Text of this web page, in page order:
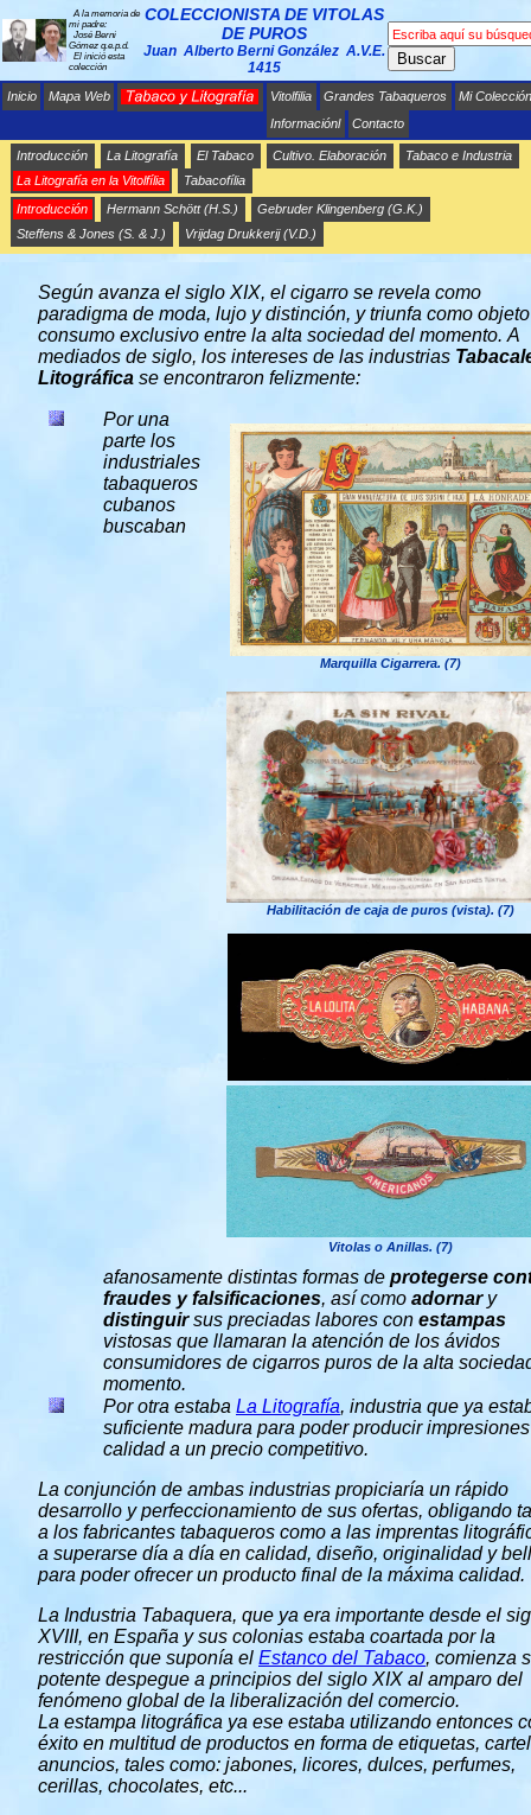
A la memoria de
mi padre:
José Berni
Gómez q.e.p.d.
El inició esta
colección
COLECCIONISTA DE VITOLAS
DE PUROS
Juan Alberto Berni González A.V.E.
1415
Buscar
Inicio Mapa Web Vitolfilia Grandes Tabaqueros
Mi
Informaciónl
Contacto
Introducción La Litografía El Tabaco Cultivo. Elaboración
Tabaco e Industria
La Litografía en la Vitolfília
Tabacofília
Introducción Hermann Schött (H.S.)
Gebruder Klingenberg (G.K.)
Steffens & Jones (S. & J.)
Vrijdag Drukkerij (V.D.)
LA LITOGRAFÍA Y LA INDUSTRIA
TABAQUERA
Según avanza el siglo XIX, el cigarro se revela como
paradigma de moda, lujo y distinción, y triunfa como
consumo exclusivo entre la alta sociedad del momento. A
mediados de siglo, los intereses de las industrias
Litográfica se encontraron felizmente:
Marquilla Cigarrera. (7)
Habilitación de caja de puros (vista). (7)
Vitolas o Anillas. (7)
Por una
parte los
industriales
tabaqueros
cubanos
buscaban
afanosamente distintas formas de protegerse
fraudes y falsificaciones, así como adornary
distinguirsus preciadas labores con estampas
vistosas que llamaran la atención de los ávidos
consumidores de cigarros puros de la alta
momento.
Por otra estaba La Litografía, industria que ya
suficiente madura para poder producir
calidad a un precio competitivo.
La conjunción de ambas industrias propiciaría un rápido
desarrollo y perfeccionamiento de sus ofertas, obligando
a los fabricantes tabaqueros como a las imprentas
a superarse día a día en calidad, diseño, originalidad y
para poder ofrecer un producto final de la máxima calidad.
La Industria Tabaquera, que ya era importante desde el
XVIII, en España y sus colonias estaba coartada por la
restricción que suponía el Estanco del Tabaco, comienza
potente despegue a principios del siglo XIX al amparo del
fenómeno global de la liberalización del comercio.
La estampa litográfica ya ese estaba utilizando entonces
éxito en multitud de productos en forma de etiquetas,
anuncios, tales como: jabones, licores, dulces, perfumes,
cerillas, chocolates, etc...